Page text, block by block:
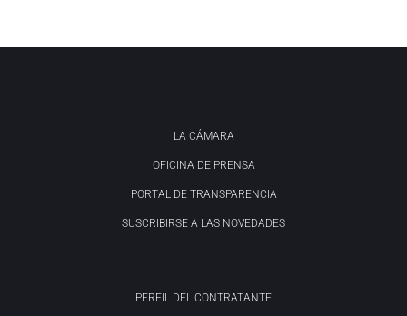
LA CÁMARA
OFICINA DE PRENSA
PORTAL DE TRANSPARENCIA
SUSCRIBIRSE A LAS NOVEDADES
PERFIL DEL CONTRATANTE